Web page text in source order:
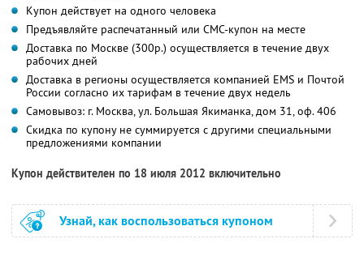
Купон действует на одного человека
Предъявляйте распечатанный или СМС-купон на месте
Доставка по Москве (300р.) осуществляется в течение двух
рабочих дней
Доставка в регионы осуществляется компанией EMS и Почтой
России согласно их тарифам в течение двух недель
Самовывоз: г. Москва, ул. Большая Якиманка, дом 31, оф. 406
Скидка по купону не суммируется с другими специальными
предложениями компании
Купон действителен по 18 июля 2012 включительно
Узнай, как воспользоваться купоном